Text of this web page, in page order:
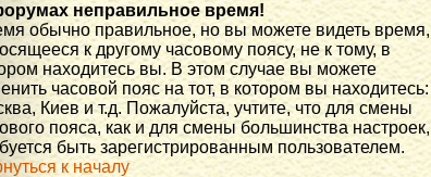
неправильное время!
обычно правильное, но вы можете видеть время,
к другому часовому поясу, не к тому, в
находитесь вы. В этом случае вы можете
часовой пояс на тот, в котором вы находитесь:
Киев и т.д. Пожалуйста, учтите, что для смены
пояса, как и для смены большинства настроек,
быть зарегистрированным пользователем.
к началу